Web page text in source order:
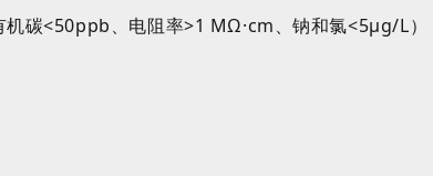
碳<50ppb、电阻率>1 MΩ·cm、钠和氯<5µg/L